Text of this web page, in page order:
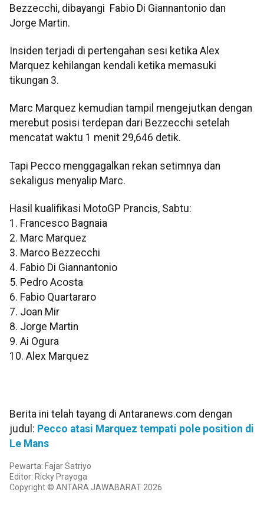
Bezzecchi, dibayangi Fabio Di Giannantonio dan
Jorge Martin.
Insiden terjadi di pertengahan sesi ketika Alex
Marquez kehilangan kendali ketika memasuki
tikungan 3.
Marc Marquez kemudian tampil mengejutkan dengan
merebut posisi terdepan dari Bezzecchi setelah
mencatat waktu 1 menit 29,646 detik.
Tapi Pecco menggagalkan rekan setimnya dan
sekaligus menyalip Marc.
Hasil kualifikasi MotoGP Prancis, Sabtu:
1. Francesco Bagnaia
2. Marc Marquez
3. Marco Bezzecchi
4. Fabio Di Giannantonio
5. Pedro Acosta
6. Fabio Quartararo
7. Joan Mir
8. Jorge Martin
9. Ai Ogura
10. Alex Marquez
Berita ini telah tayang di Antaranews.com dengan
judul: Pecco atasi Marquez tempati pole position di
Le Mans
Pewarta: Fajar Satriyo
Editor: Ricky Prayoga
Copyright © ANTARA JAWABARAT 2026